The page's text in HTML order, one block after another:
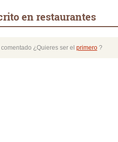
en restaurantes
¿Quieres ser el primero?